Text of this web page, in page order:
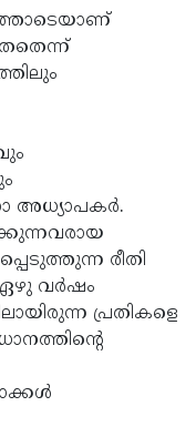
അധ്യാപകര്‍.
രീതി
ഏഴു വര്‍ഷം
പ്രതികളെ